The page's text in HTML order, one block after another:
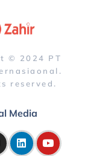
© 2024 PT
reserved.
Media